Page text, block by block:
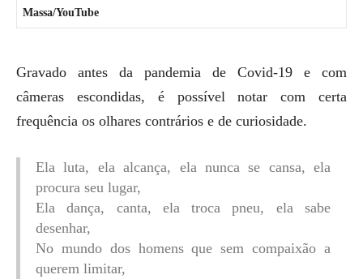
Massa/YouTube
Gravado antes da pandemia de Covid-19 e com
câmeras escondidas, é possível notar com certa
frequência os olhares contrários e de curiosidade.
Ela luta, ela alcança, ela nunca se cansa, ela
procura seu lugar,
Ela dança, canta, ela troca pneu, ela sabe
desenhar,
No mundo dos homens que sem compaixão a
querem limitar,